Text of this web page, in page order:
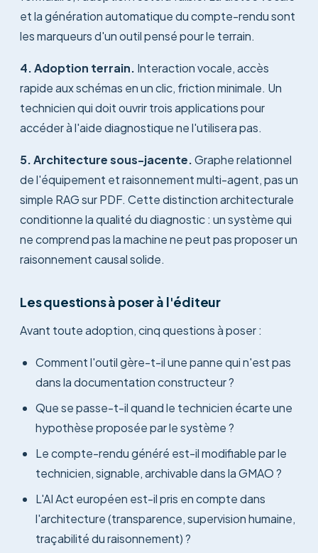
et la génération automatique du compte-rendu sont
les marqueurs d'un outil pensé pour le terrain.
4. Adoption terrain. Interaction vocale, accès
rapide aux schémas en un clic, friction minimale. Un
technicien qui doit ouvrir trois applications pour
accéder à l'aide diagnostique ne l'utilisera pas.
5. Architecture sous-jacente.Graphe relationnel
de l'équipement et raisonnement multi-agent, pas un
simple RAG sur PDF. Cette distinction architecturale
conditionne la qualité du diagnostic : un système qui
ne comprend pas la machine ne peut pas proposer un
raisonnement causal solide.
Les questions à poser à l'éditeur
Avant toute adoption, cinq questions à poser :
Comment l'outil gère-t-il une panne qui n'est pas
dans la documentation constructeur ?
Que se passe-t-il quand le technicien écarte une
hypothèse proposée par le système ?
Le compte-rendu généré est-il modifiable par le
technicien, signable, archivable dans la GMAO ?
L'AI Act européen est-il pris en compte dans
l'architecture (transparence, supervision humaine,
traçabilité du raisonnement) ?